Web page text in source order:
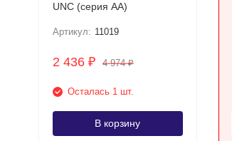
UNC (серия АА)
Артикул: 11019
2 436 ₽ 4 974₽
Осталась 1 шт.
В корзину